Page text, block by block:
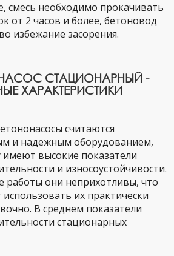
смесь необходимо прокачивать
от 2 часов и более, бетоновод
избежание засорения.
СТАЦИОНАРНЫЙ -
ХАРАКТЕРИСТИКИ
считаются
и надежным оборудованием,
имеют высокие показатели
и износоустойчивости.
работы они неприхотливы, что
использовать их практически
В среднем показатели
стационарных